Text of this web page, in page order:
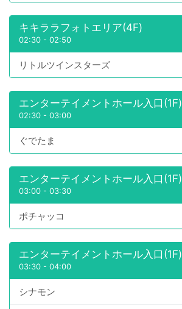
キキララフォトエリア(4F)
02:30 - 02:50
リトルツインスターズ
エンターテイメントホール入口(1F)
02:30 - 03:00
ぐでたま
エンターテイメントホール入口(1F)
03:00 - 03:30
ポチャッコ
エンターテイメントホール入口(1F)
03:30 - 04:00
シナモン